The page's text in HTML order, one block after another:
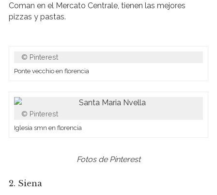
Coman en el Mercato Centrale, tienen las mejores
pizzas y pastas.
Pinterest
Ponte vecchio en florencia
Pinterest
Iglesia smn en florencia
Fotos de Pinterest
2. Siena